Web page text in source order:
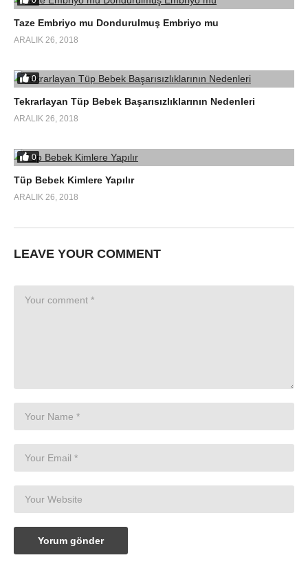
Taze Embriyo mu Dondurulmuş Embriyo mu
ARALIK 26, 2018
0
Tekrarlayan Tüp Bebek Başarısızlıklarının Nedenleri
ARALIK 26, 2018
0
Tüp Bebek Kimlere Yapılır
ARALIK 26, 2018
LEAVE YOUR COMMENT